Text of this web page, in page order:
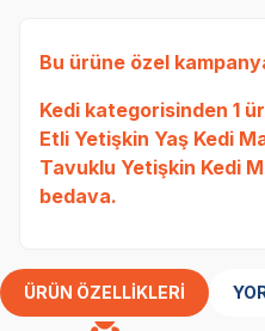
Bu ürüne özel
Kedi kategorisinden 1
Etli Yetişkin Yaş Kedi
Tavuklu Yetişkin Kedi
bedava.
ÜRÜN ÖZELLIKLERI